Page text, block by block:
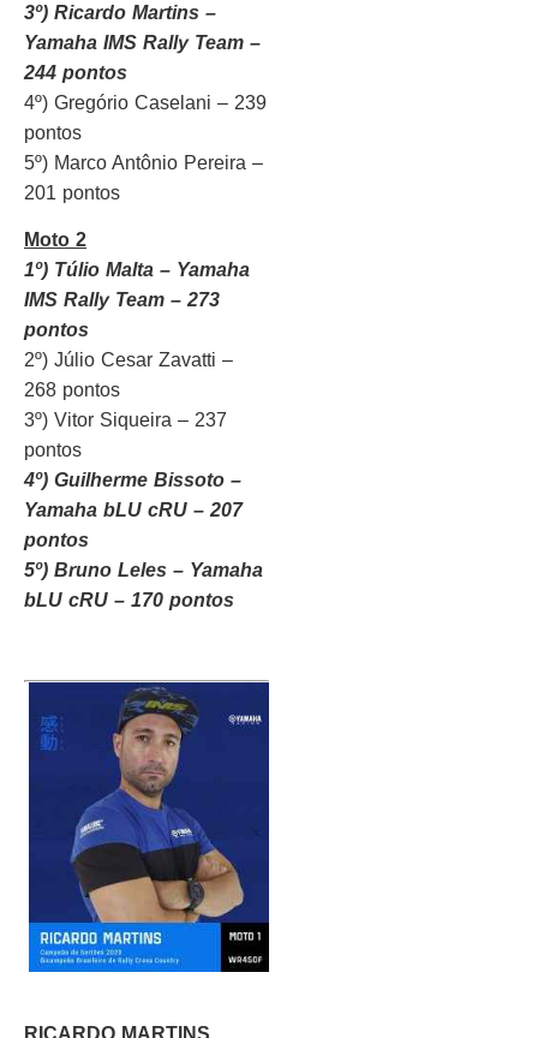
3º) Ricardo Martins –
Yamaha IMS Rally Team –
244 pontos
4º) Gregório Caselani – 239
pontos
5º) Marco Antônio Pereira –
201 pontos
Moto 2
1º) Túlio Malta – Yamaha
IMS Rally Team – 273
pontos
2º) Júlio Cesar Zavatti –
268 pontos
3º) Vitor Siqueira – 237
pontos
4º) Guilherme Bissoto –
Yamaha bLU cRU – 207
pontos
5º) Bruno Leles – Yamaha
bLU cRU – 170 pontos